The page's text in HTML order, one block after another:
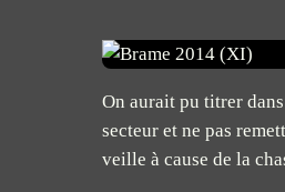
On aurait pu titrer
secteur et ne pas
veille à cause de la